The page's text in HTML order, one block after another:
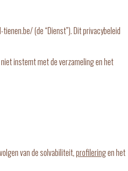
(de “Dienst”). Dit privacybeleid
instemt met de verzameling en het
van de solvabiliteit,profileringen het